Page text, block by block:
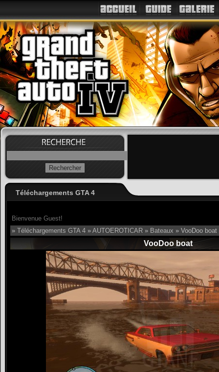
Téléchargements GTA 4
Bienvenue Guest!
» Téléchargements GTA 4 » AUTOEROTICAR » Bateaux » VooDoo boat
VooDoo boat